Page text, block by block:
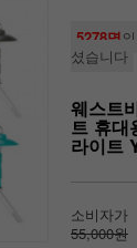
5278명
셨습니다
웨스트
트 휴대
라이트
소비자가
55,000원